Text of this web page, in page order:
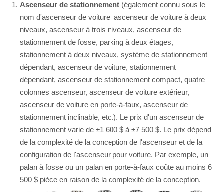
Ascenseur de stationnement (également connu sous le
nom d'ascenseur de voiture, ascenseur de voiture à deux
niveaux, ascenseur à trois niveaux, ascenseur de
stationnement de fosse, parking à deux étages,
stationnement à deux niveaux, système de stationnement
dépendant, ascenseur de voiture, stationnement
dépendant, ascenseur de stationnement compact, quatre
colonnes ascenseur, ascenseur de voiture extérieur,
ascenseur de voiture en porte-à-faux, ascenseur de
stationnement inclinable, etc.). Le prix d'un ascenseur de
stationnement varie de ±1 600 $ à ±7 500 $. Le prix dépend
de la complexité de la conception de l'ascenseur et de la
configuration de l'ascenseur pour voiture. Par exemple, un
palan à fosse ou un palan en porte-à-faux coûte au moins 6
500 $ pièce en raison de la complexité de la conception.